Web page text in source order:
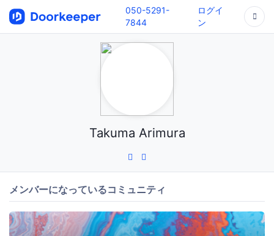
050-5291-
7844
ログイ
ン
Takuma Arimura
メンバーになっているコミュニティ